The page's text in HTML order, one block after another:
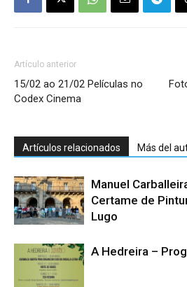
Artículo anterior
15/02 ao 21/02 Películas no
Codex Cinema
Artículos relacionados Más del
Manuel
Certame de
Lugo
A Hedreira –